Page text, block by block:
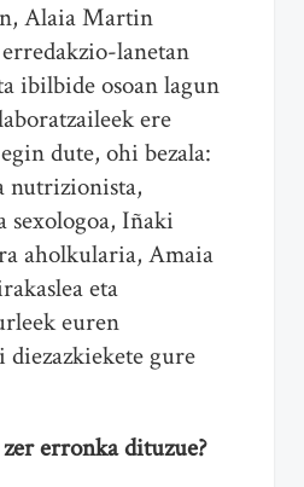
Alaia Martin
lanetan
ibilbide osoan lagun
ere
dute, ohi bezala:
nutrizionista,
sexologoa, Iñaki
aholkularia, Amaia
eta
euren
gure
erronka dituzue?